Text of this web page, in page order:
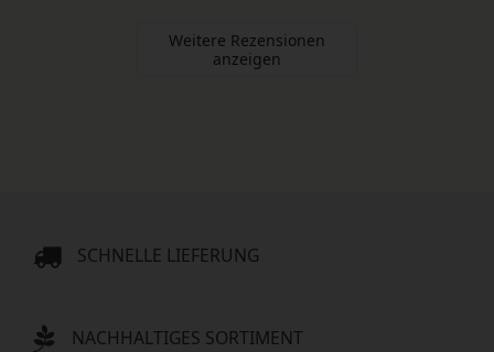
Weitere Rezensionen
anzeigen
SCHNELLE LIEFERUNG
NACHHALTIGES SORTIMENT